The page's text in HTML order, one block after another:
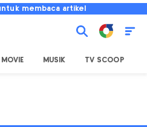
membaca artikel
MOVIE MUSIK TV SCOOP